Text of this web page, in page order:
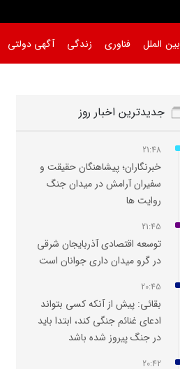
بین الملل فناوری زندگی آگهی دولتی
جدیدترین اخبار روز
21:48
خبرنگاران؛ پیشاهنگان حقیقت و
سفیران آرامش در میدان جنگ
روایت‌ ها
21:45
توسعه اقتصادی آذربایجان شرقی
در گرو میدان‌ داری جوانان است
20:45
بقائی: پیش از آنکه کسی بتواند
ادعای غنائم جنگی کند، ابتدا باید
در جنگ پیروز شده باشد
20:42